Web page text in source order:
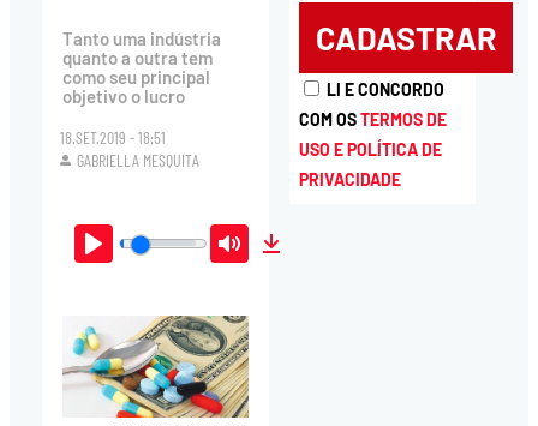
Tanto uma indústria
quanto a outra tem
como seu principal
objetivo o lucro
18.SET.2019 - 18:51
GABRIELLA MESQUITA
Play Mute
LI E CONCORDO
COM OSTERMOS DE
USO E POLÍTICA DE
PRIVACIDADE